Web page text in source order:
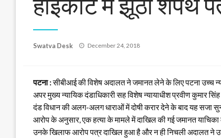
Swatva Desk
Posted
December 24, 2018
पटना :सीबीआई की विशेष अदालत ने जमानत लेने के लिए पटना उच्च
अपर मुख्य न्यायिक दंडाधिकारी सह विशेष न्यायाधीश प्रवीण कुमार
दंड विधान की अलग-अलग धाराओं में दोषी करार देने के बाद यह सजा
आरोप के अनुसार, एक हत्या के मामले में दाखिल की गई जमानत याचिका
उनके खिलाफ आरोप पत्र दाखिल हुआ है और न ही निचली अदालत ने